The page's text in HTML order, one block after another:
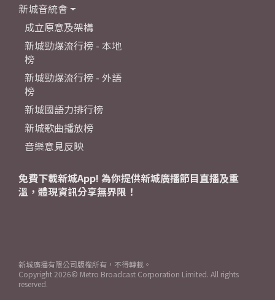
新城音統會
成立原意及架構
新城勁爆流行榜 - 本地
榜
新城勁爆流行榜 - 外語
榜
新城國語力排行榜
新城歌曲播放榜
音樂意見反映
免費下載新城App! 為你提供新城廣播節目直播及重
溫，體現資訊分享無界限！
新城廣播有限公司版權所有，不得轉載。
Copyright 2026© Metro Broadcast Corporation Limited. All rights
reserved.